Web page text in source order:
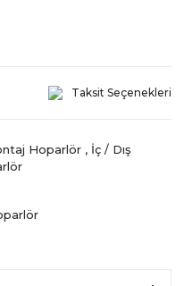
Taksit Seçenekleri
Hoparlör , İç / Dış